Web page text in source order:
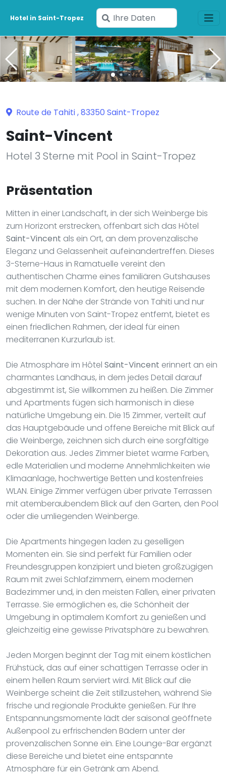
Hotel in Saint-Tropez
Geben
Sie
Ihre
Daten
ein
Route de Tahiti , 83350 Saint-Tropez
Saint-Vincent
Hotel 3 Sterne mit Pool in Saint-Tropez
Präsentation
Mitten in einer Landschaft, in der sich Weinberge bis
zum Horizont erstrecken, offenbart sich das Hôtel
Saint-Vincent als ein Ort, an dem provenzalische
Eleganz und Gelassenheit aufeinandertreffen. Dieses
3-Sterne-Haus in Ramatuelle vereint den
authentischen Charme eines familiären Gutshauses
mit dem modernen Komfort, den heutige Reisende
suchen. In der Nähe der Strände von Tahiti und nur
wenige Minuten von Saint-Tropez entfernt, bietet es
einen friedlichen Rahmen, der ideal für einen
mediterranen Kurzurlaub ist.
Die Atmosphäre im Hôtel Saint-Vincent erinnert an ein
charmantes Landhaus, in dem jedes Detail darauf
abgestimmt ist, Sie willkommen zu heißen. Die Zimmer
und Apartments fügen sich harmonisch in diese
natürliche Umgebung ein. Die 15 Zimmer, verteilt auf
das Hauptgebäude und offene Bereiche mit Blick auf
die Weinberge, zeichnen sich durch eine sorgfältige
Dekoration aus. Jedes Zimmer bietet warme Farben,
edle Materialien und moderne Annehmlichkeiten wie
Klimaanlage, hochwertige Betten und kostenfreies
WLAN. Einige Zimmer verfügen über private Terrassen
mit atemberaubendem Blick auf den Garten, den Pool
oder die umliegenden Weinberge.
Die Apartments hingegen laden zu geselligen
Momenten ein. Sie sind perfekt für Familien oder
Freundesgruppen konzipiert und bieten großzügigen
Raum mit zwei Schlafzimmern, einem modernen
Badezimmer und, in den meisten Fällen, einer privaten
Terrasse. Sie ermöglichen es, die Schönheit der
Umgebung in optimalem Komfort zu genießen und
gleichzeitig eine gewisse Privatsphäre zu bewahren.
Jeden Morgen beginnt der Tag mit einem köstlichen
Frühstück, das auf einer schattigen Terrasse oder in
einem hellen Raum serviert wird. Mit Blick auf die
Weinberge scheint die Zeit stillzustehen, während Sie
frische und regionale Produkte genießen. Für Ihre
Entspannungsmomente lädt der saisonal geöffnete
Außenpool zu erfrischenden Bädern unter der
provenzalischen Sonne ein. Eine Lounge-Bar ergänzt
diese Bereiche und bietet eine entspannte
Atmosphäre für ein Getränk am Abend.